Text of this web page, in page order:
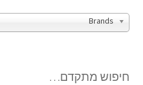
Brands
חיפוש מתקדם…